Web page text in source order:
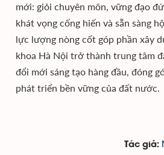
mới: giỏi chuyên môn, vững đạo
khát vọng cống hiến và sẵn sàng
lực lượng nòng cốt góp phần xây
khoa Hà Nội trở thành trung tâm
đổi mới sáng tạo hàng đầu, đóng
phát triển bền vững của đất nước.
Tác giả: